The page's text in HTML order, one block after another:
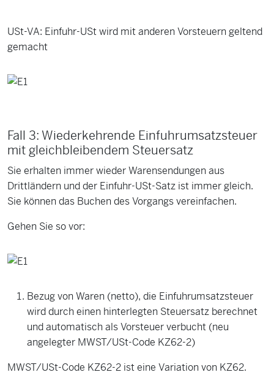
USt-VA: Einfuhr-USt wird mit anderen Vorsteuern geltend
gemacht
Fall 3: Wiederkehrende Einfuhrumsatzsteuer
mit gleichbleibendem Steuersatz
Sie erhalten immer wieder Warensendungen aus
Drittländern und der Einfuhr-USt-Satz ist immer gleich.
Sie können das Buchen des Vorgangs vereinfachen.
Gehen Sie so vor:
Bezug von Waren (netto), die Einfuhrumsatzsteuer
wird durch einen hinterlegten Steuersatz berechnet
und automatisch als Vorsteuer verbucht (neu
angelegter MWST/USt-Code KZ62-2)
MWST/USt-Code KZ62-2 ist eine Variation von KZ62.